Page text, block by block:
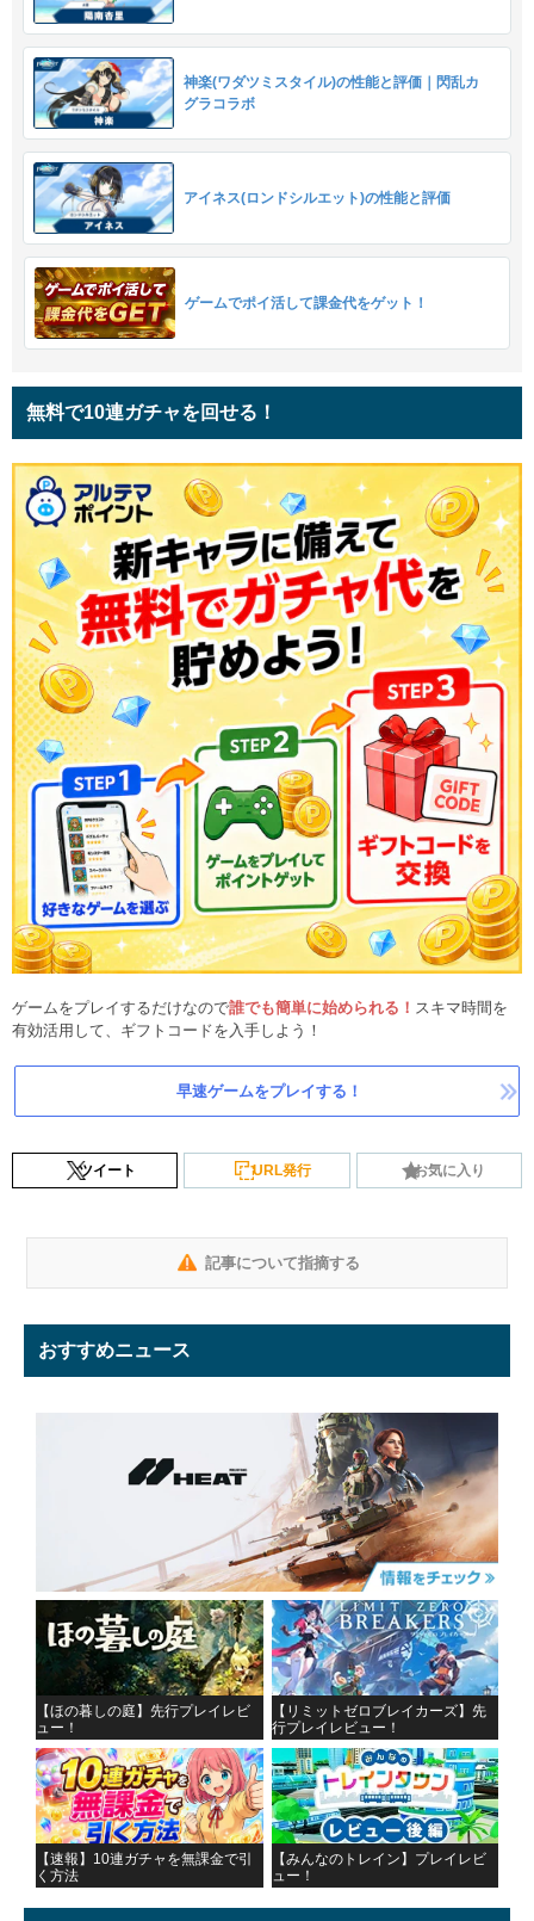
神楽(ワダツミスタイル)の性能と評価｜閃乱カ
グラコラボ
アイネス(ロンドシルエット)の性能と評価
ゲームでポイ活して課金代をゲット！
無料で10連ガチャを回せる！
ゲームをプレイするだけなので誰でも簡単に始められる！ スキマ時間を
有効活用して、ギフトコードを入手しよう！
早速ゲームをプレイする！
ツイート URL発行 お気に入り
記事について指摘する
おすすめニュース
【ほの暮しの庭】先行プレイレビ
ュー！
【リミットゼロブレイカーズ】先
行プレイレビュー！
【速報】10連ガチャを無課金で引
く方法
【みんなのトレイン】プレイレビ
ュー！